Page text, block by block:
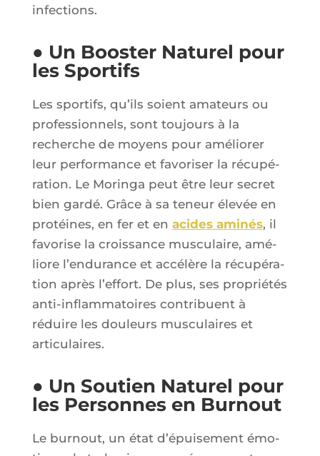
infections.
● Un Booster Naturel pour
les Sportifs
Les spor­tifs, qu’ils soient ama­teurs ou
pro­fes­sion­nels, sont tou­jours à la
recherche de moyens pour amé­lio­rer
leur per­for­mance et favo­ri­ser la récu­pé­
ra­tion. Le Morin­ga peut être leur secret
bien gar­dé. Grâce à sa teneur éle­vée en
pro­téines, en fer et en acides ami­nés, il
favo­rise la crois­sance mus­cu­laire, amé­
liore l’en­du­rance et accé­lère la récu­pé­ra­
tion après l’ef­fort. De plus, ses pro­prié­tés
anti-inflam­ma­toires contri­buent à
réduire les dou­leurs mus­cu­laires et
articulaires.
● Un Soutien Naturel pour
les Personnes en Burnout
Le bur­nout, un état d’é­pui­se­ment émo­